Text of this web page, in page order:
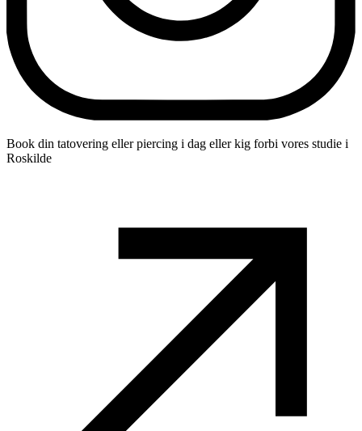
Book din tatovering eller piercing i dag eller kig forbi vores studie i
Roskilde